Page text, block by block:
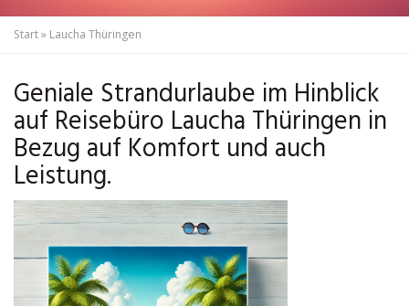
Start» Laucha Thüringen
Geniale Strandurlaube im Hinblick
auf Reisebüro Laucha Thüringen in
Bezug auf Komfort und auch
Leistung.